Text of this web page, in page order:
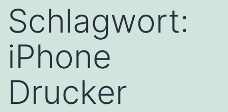
Schlagwort:
iPhone
Drucker